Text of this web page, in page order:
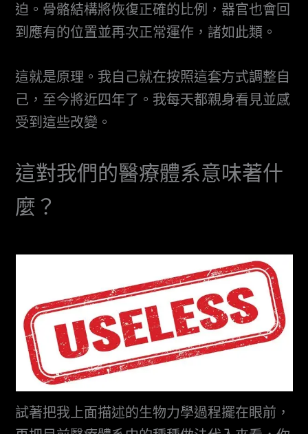
迫。骨骼結構將恢復正確的比例，器官也會回
到應有的位置並再次正常運作，諸如此類。
這就是原理。我自己就在按照這套方式調整自
己，至今將近四年了。我每天都親身看見並感
受到這些改變。
這對我們的醫療體系意味著什
麼？
試著把我上面描述的生物力學過程擺在眼前，